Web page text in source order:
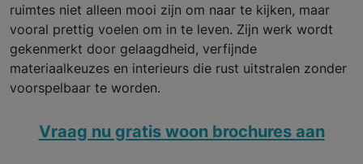
ruimtes niet alleen mooi zijn om naar te kijken, maar
vooral prettig voelen om in te leven. Zijn werk wordt
gekenmerkt door gelaagdheid, verfijnde
materiaalkeuzes en interieurs die rust uitstralen zonder
voorspelbaar te worden.
Vraag nu gratis woon brochures aan